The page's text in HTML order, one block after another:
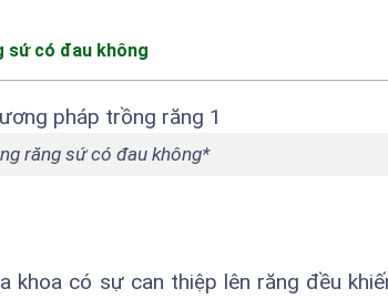
sứ có đau không
răng sứ có đau không*
khoa có sự can thiệp lên răng đều